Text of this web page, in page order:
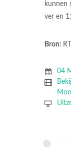
kunnen
ver en
Bron:
04